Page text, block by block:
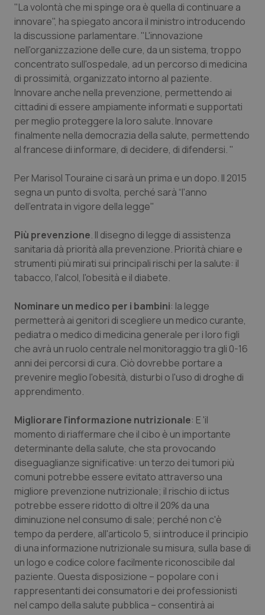
Tumori gastrointestinali
Ulcera & Reflusso
Vaccini
"La volontà che mi spinge ora è quella di continuare a
innovare", ha spiegato ancora il ministro introducendo
la discussione parlamentare. "L'innovazione
nell'organizzazione delle cure, da un sistema, troppo
concentrato sull'ospedale, ad un percorso di medicina
di prossimità, organizzato intorno al paziente.
Innovare anche nella prevenzione, permettendo ai
cittadini di essere ampiamente informati e supportati
per meglio proteggere la loro salute. Innovare
finalmente nella democrazia della salute, permettendo
al francese di informare, di decidere, di difendersi. "
Per Marisol Touraine ci sarà un prima e un dopo. Il 2015
segna un punto di svolta, perché sarà “l'anno
dell'entrata in vigore della legge"
Più prevenzione. Il disegno di legge di assistenza
sanitaria dà priorità alla prevenzione. Priorità chiare e
strumenti più mirati sui principali rischi per la salute: il
tabacco, l'alcol, l'obesità e il diabete.
Nominare un medico per i bambini: la legge
permetterà ai genitori di scegliere un medico curante,
pediatra o medico di medicina generale per i loro figli
che avrà un ruolo centrale nel monitoraggio tra gli 0-16
anni dei percorsi di cura. Ciò dovrebbe portare a
prevenire meglio l'obesità, disturbi o l'uso di droghe di
apprendimento.
Migliorare l'informazione nutrizionale: E 'il
momento di riaffermare che il cibo è un importante
determinante della salute, che sta provocando
diseguaglianze significative: un terzo dei tumori più
comuni potrebbe essere evitato attraverso una
migliore prevenzione nutrizionale; il rischio di ictus
potrebbe essere ridotto di oltre il 20% da una
diminuzione nel consumo di sale; perché non c'è
tempo da perdere, all'articolo 5, si introduce il principio
di una informazione nutrizionale su misura, sulla base di
un logo e codice colore facilmente riconoscibile dal
paziente. Questa disposizione – popolare con i
rappresentanti dei consumatori e dei professionisti
nel campo della salute pubblica – consentirà ai